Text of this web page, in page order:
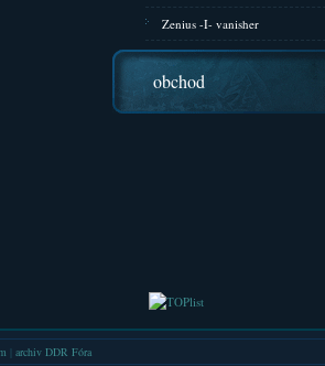
Zenius -I- vanisher
obchod
archiv DDR Fóra